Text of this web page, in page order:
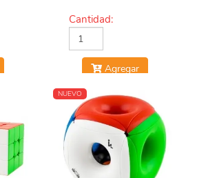
Cantidad:
Agregar
NUEVO